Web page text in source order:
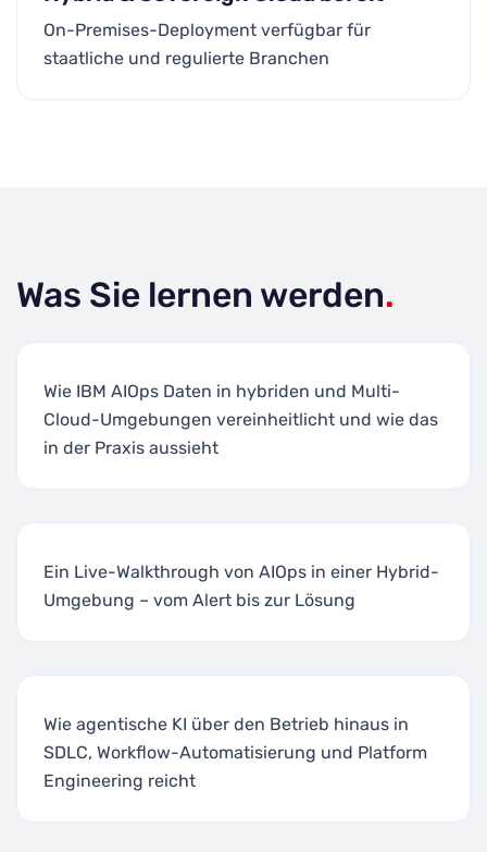
On-Premises-Deployment verfügbar für
staatliche und regulierte Branchen
Was Sie lernen werden.
Wie IBM AIOps Daten in hybriden und Multi-
Cloud-Umgebungen vereinheitlicht und wie das
in der Praxis aussieht
Ein Live-Walkthrough von AIOps in einer Hybrid-
Umgebung – vom Alert bis zur Lösung
Wie agentische KI über den Betrieb hinaus in
SDLC, Workflow-Automatisierung und Platform
Engineering reicht